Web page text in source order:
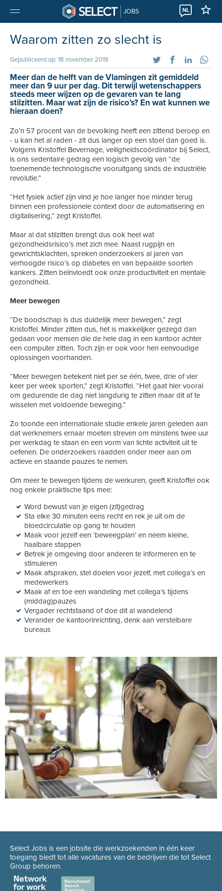
JOBS NL
Waarom zitten zo slecht is
Gepubliceerd op: 18 november 2019
Meer dan de helft van de Vlamingen zit gemiddeld
meer dan 9 uur per dag. Dit terwijl wetenschappers
steeds meer wijzen op de gevaren van te lang
stilzitten. Maar wat zijn de risico’s? En wat kunnen we
hieraan doen?
Zo’n 57 procent van de bevolking heeft een zittend beroep en
- u kan het al raden - zit dus langer op een stoel dan goed is.
Volgens Kristoffel Bevernage, veiligheidscoördinator bij Select,
is ons sedentaire gedrag een logisch gevolg van “de
toenemende technologische vooruitgang sinds de industriële
revolutie.”
“Het fysiek actief zijn vind je hoe langer hoe minder terug
binnen een professionele context door de automatisering en
digitalisering,” zegt Kristoffel.
Maar al dat stilzitten brengt dus ook heel wat
gezondheidsrisico’s met zich mee. Naast rugpijn en
gewrichtsklachten, spreken onderzoekers al jaren van
verhoogde risico’s op diabetes en van bepaalde soorten
kankers. Zitten beïnvloedt ook onze productiviteit en mentale
gezondheid.
Meer bewegen
“De boodschap is dus duidelijk meer bewegen,” zegt
Kristoffel. Minder zitten dus, het is makkelijker gezegd dan
gedaan voor mensen die de hele dag in een kantoor achter
een computer zitten. Toch zijn er ook voor hen eenvoudige
oplossingen voorhanden.
“Meer bewegen betekent niet per se één, twee, drie of vier
keer per week sporten,” zegt Kristoffel. “Het gaat hier vooral
om gedurende de dag niet langdurig te zitten maar dit af te
wisselen met voldoende beweging.”
Zo toonde een internationale studie enkele jaren geleden aan
dat werknemers ernaar moeten streven om minstens twee uur
per werkdag te staan en een vorm van lichte activiteit uit te
oefenen. De onderzoekers raadden onder meer aan om
actieve en staande pauzes te nemen.
Om meer te bewegen tijdens de werkuren, geeft Kristoffel ook
nog enkele praktische tips mee:
Word bewust van je eigen (zit)gedrag
Sta elke 30 minuten eens recht en rek je uit om de
bloedcirculatie op gang te houden
Maak voor jezelf een ‘beweegplan’ en neem kleine,
haalbare stappen
Betrek je omgeving door anderen te informeren en te
stimuleren
Maak afspraken, stel doelen voor jezelf, met collega’s en
medewerkers
Maak af en toe een wandeling met collega’s tijdens
(middag)pauzes
Vergader rechtstaand of doe dit al wandelend
Verander de kantoorinrichting, denk aan verstelbare
bureaus
Select Jobs is een jobsite die werkzoekenden in één keer
toegang biedt tot alle vacatures van de bedrijven die tot Select
Group behoren.